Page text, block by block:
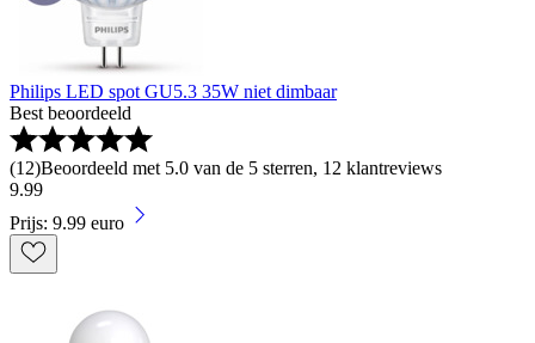
Philips LED spot GU5.3 35W niet dimbaar
Best beoordeeld
(12)Beoordeeld met 5.0 van de 5 sterren, 12 klantreviews
9.99
Prijs: 9.99 euro